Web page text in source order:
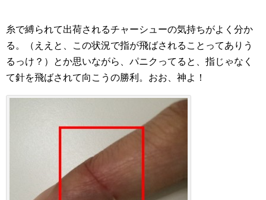
糸で縛られて出荷されるチャーシューの気持ちがよく分か
る。（ええと、この状況で指が飛ばされることってありう
るっけ？）とか思いながら、パニクってると、指じゃなく
て針を飛ばされて向こうの勝利。おお、神よ！